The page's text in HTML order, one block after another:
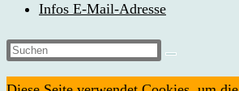
Infos E-Mail-Adresse
Diese
Website